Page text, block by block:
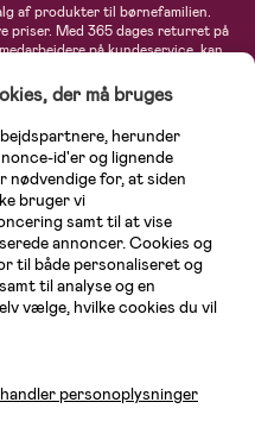
af produkter til børnefamilien.
priser. Med 365 dages returret på
på kundeservice, kan
produkter til gravide og ammende
og meget mere. Vi
som Britax, Maxi-Cosi, Baby
Phillips Avent, Neonate,
et kæmpe sortiment venter på dig!
der må bruges
herunder
id'er og lignende
nødvendige for, at siden
bruger vi
samt til at vise
annoncer. Cookies og
til både personaliseret og
til analyse og en
vælge, hvilke cookies du vil
personoplysninger